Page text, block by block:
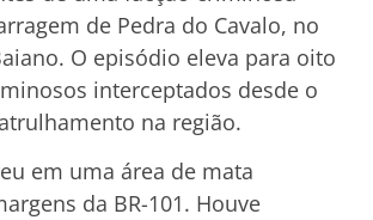
de Pedra do Cavalo, no
O episódio eleva para oito
interceptados desde o
na região.
em uma área de mata
da BR-101. Houve